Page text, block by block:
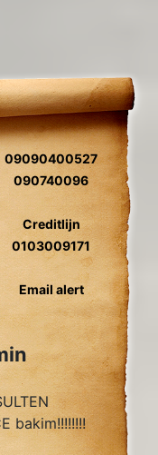
09090400527
090740096
Creditlijn
0103009171
Email alert
bakim!!!!!!!!